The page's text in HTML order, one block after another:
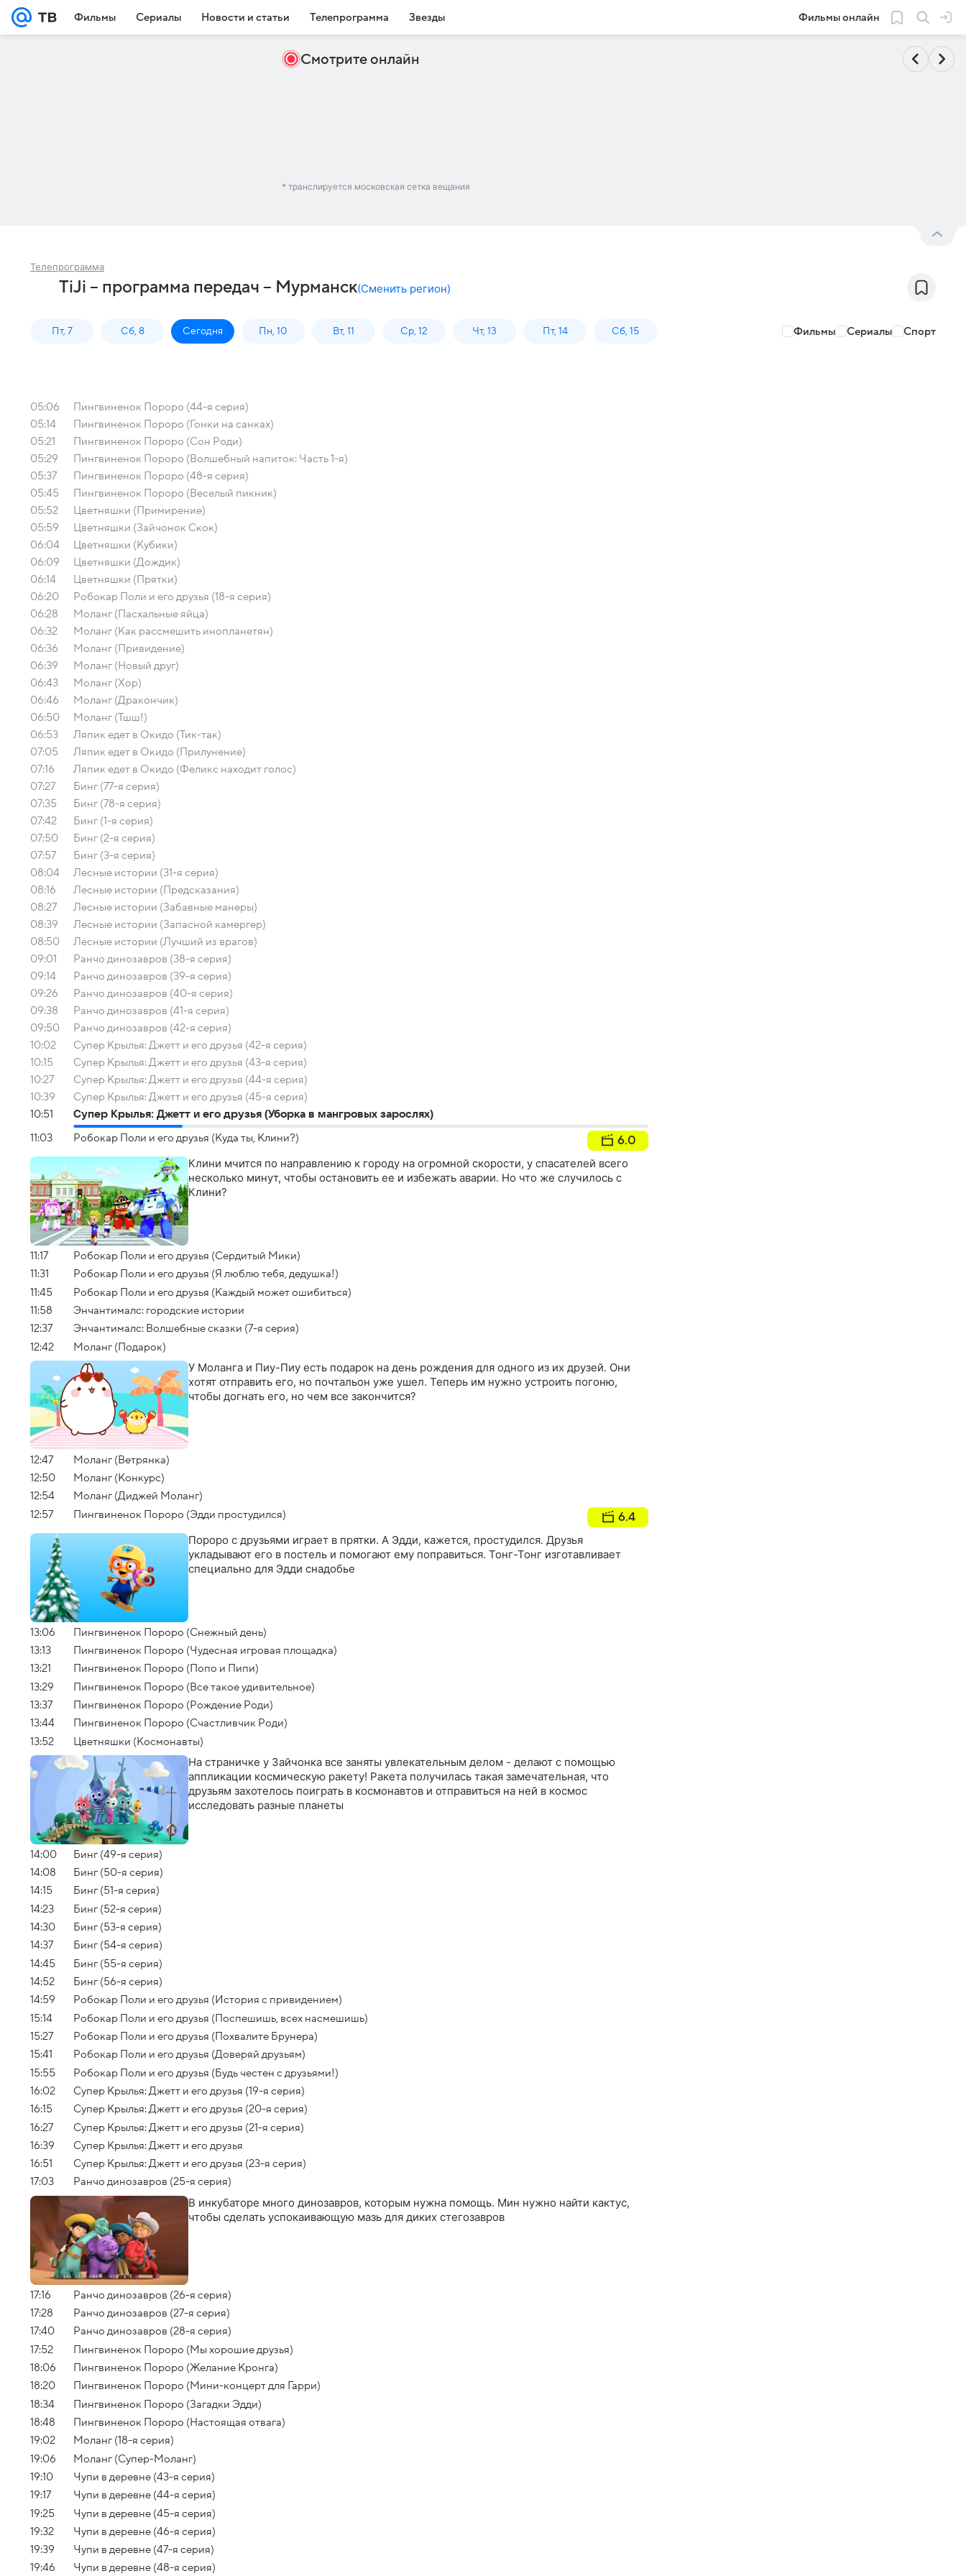
Фильмы Сериалы Новости и статьи Телепрограмма Звезды Фильмы онлайн
Смотрите онлайн
* транслируется московская сетка вещания
Телепрограмма
TiJi – программа передач – Мурманск(Сменить регион)
Пт, 7 Сб, 8 Сегодня Пн, 10 Вт, 11 Ср, 12 Чт, 13 Пт, 14 Сб, 15 Фильмы Сериалы Спорт
05:06
Пингвиненок Пороро (44-я серия)
05:14
Пингвиненок Пороро (Гонки на санках)
05:21
Пингвиненок Пороро (Сон Роди)
05:29
Пингвиненок Пороро (Волшебный напиток: Часть 1-я)
05:37
Пингвиненок Пороро (48-я серия)
05:45
Пингвиненок Пороро (Веселый пикник)
05:52
Цветняшки (Примирение)
05:59
Цветняшки (Зайчонок Скок)
06:04
Цветняшки (Кубики)
06:09
Цветняшки (Дождик)
06:14
Цветняшки (Прятки)
06:20
Робокар Поли и его друзья (18-я серия)
06:28
Моланг (Пасхальные яйца)
06:32
Моланг (Как рассмешить инопланетян)
06:36
Моланг (Привидение)
06:39
Моланг (Новый друг)
06:43
Моланг (Хор)
06:46
Моланг (Дракончик)
06:50
Моланг (Тшш!)
06:53
Ляпик едет в Окидо (Тик-так)
07:05
Ляпик едет в Окидо (Прилунение)
07:16
Ляпик едет в Окидо (Феликс находит голос)
07:27
Бинг (77-я серия)
07:35
Бинг (78-я серия)
07:42
Бинг (1-я серия)
07:50
Бинг (2-я серия)
07:57
Бинг (3-я серия)
08:04
Лесные истории (31-я серия)
08:16
Лесные истории (Предсказания)
08:27
Лесные истории (Забавные манеры)
08:39
Лесные истории (Запасной камергер)
08:50
Лесные истории (Лучший из врагов)
09:01
Ранчо динозавров (38-я серия)
09:14
Ранчо динозавров (39-я серия)
09:26
Ранчо динозавров (40-я серия)
09:38
Ранчо динозавров (41-я серия)
09:50
Ранчо динозавров (42-я серия)
10:02
Супер Крылья: Джетт и его друзья (42-я серия)
10:15
Супер Крылья: Джетт и его друзья (43-я серия)
10:27
Супер Крылья: Джетт и его друзья (44-я серия)
10:39
Супер Крылья: Джетт и его друзья (45-я серия)
10:51
Супер Крылья: Джетт и его друзья (Уборка в мангровых зарослях)
11:03 Робокар Поли и его друзья (Куда ты, Клини?) 6.0
Клини мчится по направлению к городу на огромной скорости, у спасателей всего
несколько минут, чтобы остановить ее и избежать аварии. Но что же случилось с
Клини?
11:17
Робокар Поли и его друзья (Сердитый Мики)
11:31
Робокар Поли и его друзья (Я люблю тебя, дедушка!)
11:45
Робокар Поли и его друзья (Каждый может ошибиться)
11:58
Энчантималс: городские истории
12:37
Энчантималс: Волшебные сказки (7-я серия)
12:42
Моланг (Подарок)
У Моланга и Пиу-Пиу есть подарок на день рождения для одного из их друзей. Они
хотят отправить его, но почтальон уже ушел. Теперь им нужно устроить погоню,
чтобы догнать его, но чем все закончится?
12:47
Моланг (Ветрянка)
12:50
Моланг (Конкурс)
12:54
Моланг (Диджей Моланг)
12:57
Пингвиненок Пороро (Эдди простудился) 6.4
Пороро с друзьями играет в прятки. А Эдди, кажется, простудился. Друзья
укладывают его в постель и помогают ему поправиться. Тонг-Тонг изготавливает
специально для Эдди снадобье
13:06
Пингвиненок Пороро (Снежный день)
13:13
Пингвиненок Пороро (Чудесная игровая площадка)
13:21
Пингвиненок Пороро (Попо и Пипи)
13:29
Пингвиненок Пороро (Все такое удивительное)
13:37
Пингвиненок Пороро (Рождение Роди)
13:44
Пингвиненок Пороро (Счастливчик Роди)
13:52
Цветняшки (Космонавты)
На страничке у Зайчонка все заняты увлекательным делом - делают с помощью
аппликации космическую ракету! Ракета получилась такая замечательная, что
друзьям захотелось поиграть в космонавтов и отправиться на ней в космос
исследовать разные планеты
14:00
Бинг (49-я серия)
14:08
Бинг (50-я серия)
14:15
Бинг (51-я серия)
14:23
Бинг (52-я серия)
14:30
Бинг (53-я серия)
14:37
Бинг (54-я серия)
14:45
Бинг (55-я серия)
14:52
Бинг (56-я серия)
14:59
Робокар Поли и его друзья (История с привидением)
15:14
Робокар Поли и его друзья (Поспешишь, всех насмешишь)
15:27
Робокар Поли и его друзья (Похвалите Брунера)
15:41
Робокар Поли и его друзья (Доверяй друзьям)
15:55
Робокар Поли и его друзья (Будь честен с друзьями!)
16:02
Супер Крылья: Джетт и его друзья (19-я серия)
16:15
Супер Крылья: Джетт и его друзья (20-я серия)
16:27
Супер Крылья: Джетт и его друзья (21-я серия)
16:39
Супер Крылья: Джетт и его друзья
16:51
Супер Крылья: Джетт и его друзья (23-я серия)
17:03
Ранчо динозавров (25-я серия)
В инкубаторе много динозавров, которым нужна помощь. Мин нужно найти кактус,
чтобы сделать успокаивающую мазь для диких стегозавров
17:16
Ранчо динозавров (26-я серия)
17:28
Ранчо динозавров (27-я серия)
17:40
Ранчо динозавров (28-я серия)
17:52
Пингвиненок Пороро (Мы хорошие друзья)
18:06
Пингвиненок Пороро (Желание Кронга)
18:20
Пингвиненок Пороро (Мини-концерт для Гарри)
18:34
Пингвиненок Пороро (Загадки Эдди)
18:48
Пингвиненок Пороро (Настоящая отвага)
19:02
Моланг (18-я серия)
19:06
Моланг (Супер-Моланг)
19:10
Чупи в деревне (43-я серия)
19:17
Чупи в деревне (44-я серия)
19:25
Чупи в деревне (45-я серия)
19:32
Чупи в деревне (46-я серия)
19:39
Чупи в деревне (47-я серия)
19:46
Чупи в деревне (48-я серия)